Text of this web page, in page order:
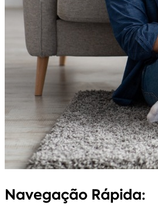
Navegação Rápida: